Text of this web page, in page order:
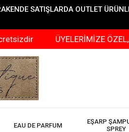
SATIŞLARDA OUTLET
ÜYELERİMİZE
EAU DE PARFUM
EŞARP
SPREY